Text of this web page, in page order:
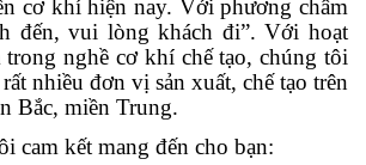
cơ khí hiện nay. Với phương châm
đến, vui lòng khách đi”. Với hoạt
nghề cơ khí chế tạo, chúng tôi
nhiều đơn vị sản xuất, chế tạo trên
Bắc, miền Trung.
cam kết mang đến cho bạn: